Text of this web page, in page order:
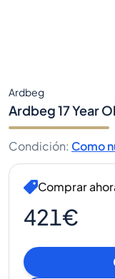
Ardbeg
Ardbeg 17 Year
Condición: Como
Comprar
421€